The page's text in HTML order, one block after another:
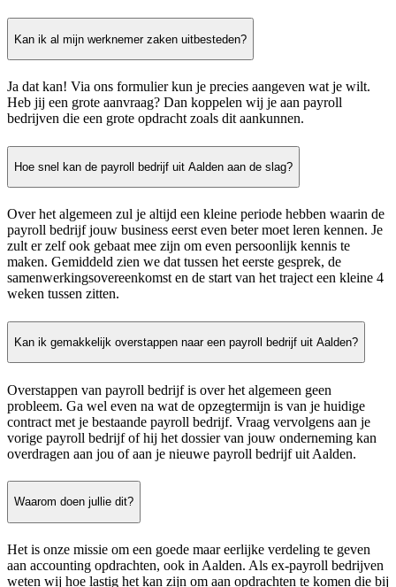
Kan ik al mijn werknemer zaken uitbesteden?
Ja dat kan! Via ons formulier kun je precies aangeven wat je wilt.
Heb jij een grote aanvraag? Dan koppelen wij je aan payroll
bedrijven die een grote opdracht zoals dit aankunnen.
Hoe snel kan de payroll bedrijf uit Aalden aan de slag?
Over het algemeen zul je altijd een kleine periode hebben waarin de
payroll bedrijf jouw business eerst even beter moet leren kennen. Je
zult er zelf ook gebaat mee zijn om even persoonlijk kennis te
maken. Gemiddeld zien we dat tussen het eerste gesprek, de
samenwerkingsovereenkomst en de start van het traject een kleine 4
weken tussen zitten.
Kan ik gemakkelijk overstappen naar een payroll bedrijf uit Aalden?
Overstappen van payroll bedrijf is over het algemeen geen
probleem. Ga wel even na wat de opzegtermijn is van je huidige
contract met je bestaande payroll bedrijf. Vraag vervolgens aan je
vorige payroll bedrijf of hij het dossier van jouw onderneming kan
overdragen aan jou of aan je nieuwe payroll bedrijf uit Aalden.
Waarom doen jullie dit?
Het is onze missie om een goede maar eerlijke verdeling te geven
aan accounting opdrachten, ook in Aalden. Als ex-payroll bedrijven
weten wij hoe lastig het kan zijn om aan opdrachten te komen die bij